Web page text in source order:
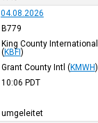
04.08.2026
B779
King County
(KBFI)
Grant County Intl (KMWH)
10:06 PDT
umgeleitet